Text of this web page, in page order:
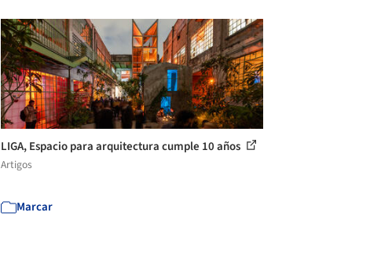
LIGA, Espacio para arquitectura cumple 10 años
Artigos
Marcar